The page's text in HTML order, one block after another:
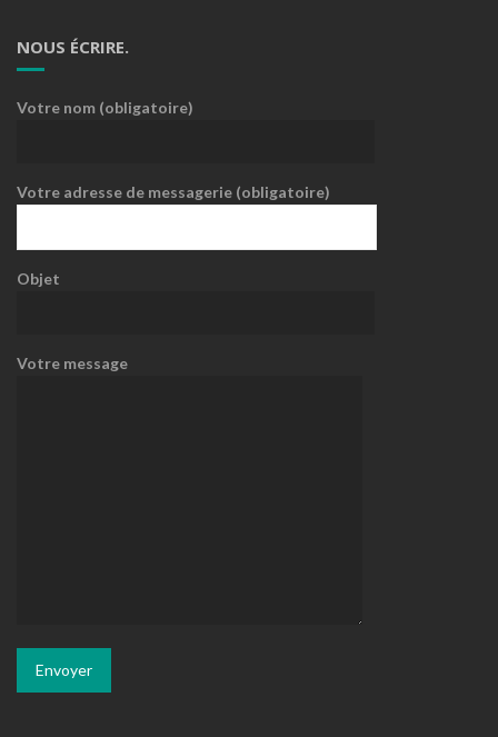
NOUS ÉCRIRE.
Votre nom (obligatoire)
Votre adresse de messagerie (obligatoire)
Objet
Votre message